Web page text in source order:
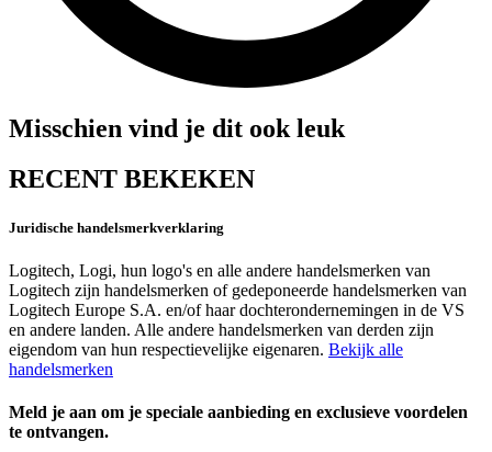
Misschien vind je dit ook leuk
RECENT BEKEKEN
Juridische handelsmerkverklaring
Logitech, Logi, hun logo's en alle andere handelsmerken van
Logitech zijn handelsmerken of gedeponeerde handelsmerken van
Logitech Europe S.A. en/of haar dochterondernemingen in de VS
en andere landen. Alle andere handelsmerken van derden zijn
eigendom van hun respectievelijke eigenaren. Bekijk alle
handelsmerken
Meld je aan om je speciale aanbieding en exclusieve voordelen
te ontvangen.